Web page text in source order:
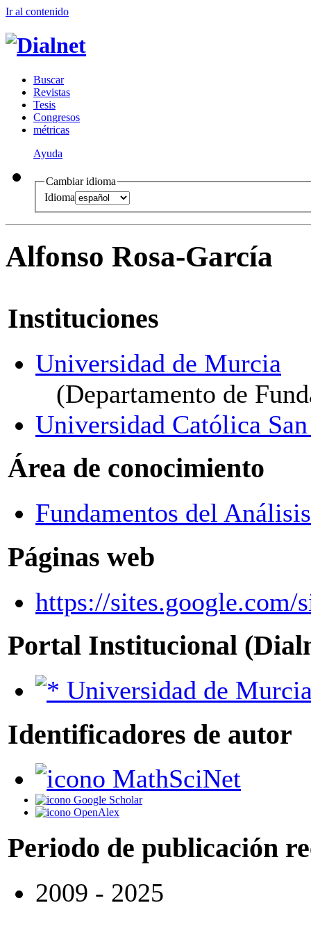
Ir al contenido
Buscar
Revistas
Tesis
Congresos
métricas
Ayuda
Cambiar idioma
Idioma
Alfonso Rosa-García
Instituciones
Universidad de Murcia
(Departamento de
Universidad Católica
Área de conocimiento
Fundamentos del
Páginas web
https://sites.google.com/
Portal Institucional
Universidad de
Identificadores de autor
MathSciNet
Google Scholar
OpenAlex
Periodo de publicación
2009 - 2025